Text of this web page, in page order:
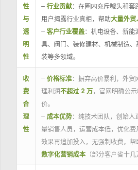
性
与
透
明
性
–行业贡献：在圈内充斥噱头和套
用户揭露行业真相，帮助大量外贸
–客户行业覆盖：机电设备、新能
具、阀门、装修建材、机械制造
装等多领域。
收
费
合
理
性
– 价格标准：摒弃高价暴利，外
理利润不超过 2 万，官网明确公
价。
– 成本优势：纯技术团队，创始人
量销售人员，运营成本低，优化费
效果再追加投入，无强制收费，帮
数字化营销成本（部分客户省十几